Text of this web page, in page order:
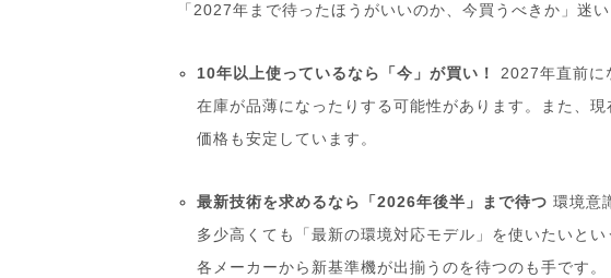
「2027年まで待ったほうがいいのか、今買うべきか」迷
10年以上使っているなら「今」が買い！
2027年直前に
在庫が品薄になったりする可能性があります。また、
価格も安定しています。
最新技術を求めるなら「2026年後半」まで待つ 環境意
多少高くても「最新の環境対応モデル」を使いたいとい
各メーカーから新基準機が出揃うのを待つのも手です。